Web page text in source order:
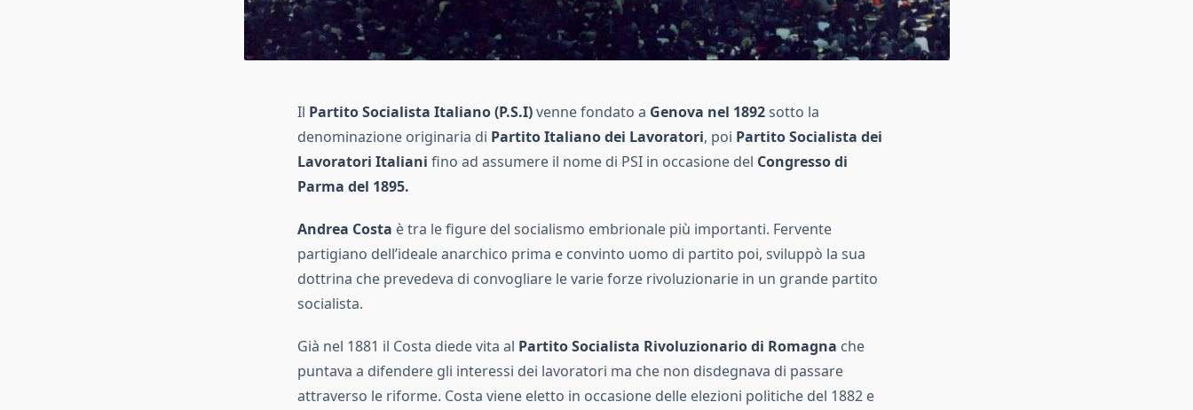
Il Partito Socialista Italiano (P.S.I)venne fondato a Genova nel 1892sotto la
denominazione originaria di Partito Italiano dei Lavoratori, poi Partito Socialista dei
Lavoratori Italiani fino ad assumere il nome di PSI in occasione del Congresso di
Parma del 1895.
Andrea Costa è tra le figure del socialismo embrionale più importanti. Fervente
partigiano dell’ideale anarchico prima e convinto uomo di partito poi, sviluppò la sua
dottrina che prevedeva di convogliare le varie forze rivoluzionarie in un grande partito
socialista.
Già nel 1881 il Costa diede vita al Partito Socialista Rivoluzionario di Romagna che
puntava a difendere gli interessi dei lavoratori ma che non disdegnava di passare
attraverso le riforme. Costa viene eletto in occasione delle elezioni politiche del 1882 e